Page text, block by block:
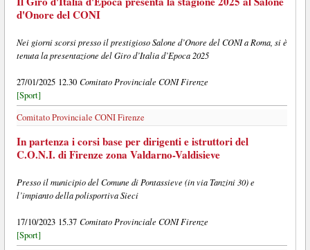
d'Onore del CONI
Nei giorni scorsi presso il prestigioso Salone d’Onore del CONI a Roma, si è
tenuta la presentazione del Giro d’Italia d’Epoca 2025
27/01/2025 12.30 Comitato Provinciale CONI Firenze
[Sport]
Comitato Provinciale CONI Firenze
In partenza i corsi base per dirigenti e istruttori del
C.O.N.I. di Firenze zona Valdarno-Valdisieve
Presso il municipio del Comune di Pontassieve (in via Tanzini 30) e
l’impianto della polisportiva Sieci
17/10/2023 15.37 Comitato Provinciale CONI Firenze
[Sport]